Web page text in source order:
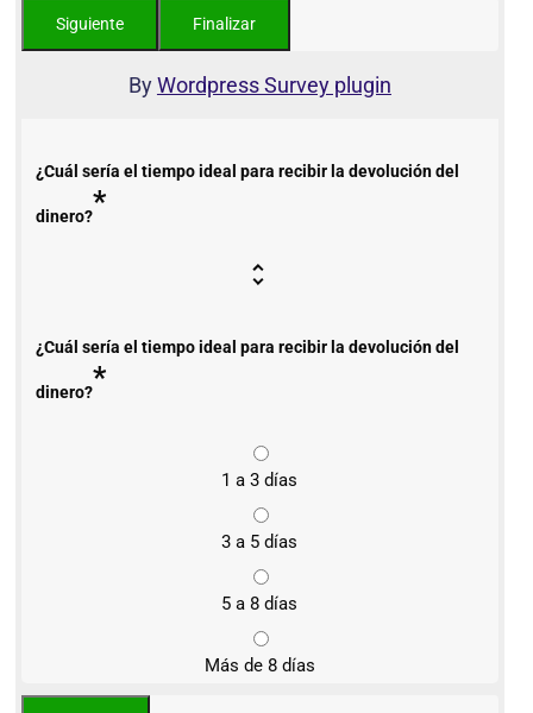
ByWordpress Survey plugin
¿Cuál sería el tiempo ideal para recibir la devolución del
dinero?*
¿Cuál sería el tiempo ideal para recibir la devolución del
dinero?*
1 a 3 días
3 a 5 días
5 a 8 días
Más de 8 días